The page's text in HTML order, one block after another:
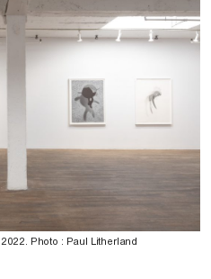
, 2022. Photo : Paul Litherland